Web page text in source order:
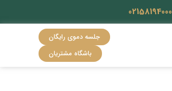
02158194000
جلسه دموی رایگان
باشگاه مشتریان